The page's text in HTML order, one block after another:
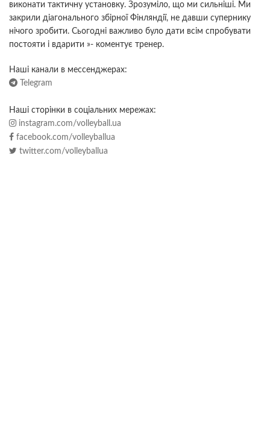
виконати тактичну установку. Зрозуміло, що ми сильніші. Ми
закрили діагонального збірної Фінляндії, не давши супернику
нічого зробити. Сьогодні важливо було дати всім спробувати
постояти і вдарити »- коментує тренер.
Наші канали в мессенджерах:
Telegram
Наші сторінки в соціальних мережах:
instagram.com/volleyball.ua
facebook.com/volleyballua
twitter.com/volleyballua